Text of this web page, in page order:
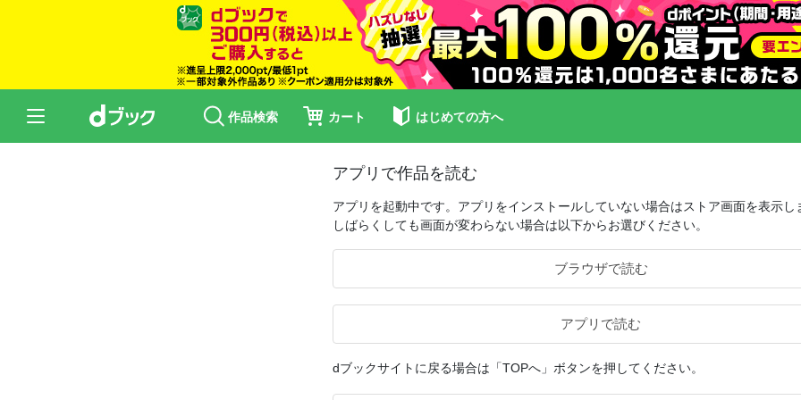
作品検索 カート はじめての方へ
アプリで作品を読む
アプリを起動中です。アプリをインストールしていない場合はストア画面を表示し
しばらくしても画面が変わらない場合は以下からお選びください。
ブラウザで読む
アプリで読む
dブックサイトに戻る場合は「TOPへ」ボタンを押してください。